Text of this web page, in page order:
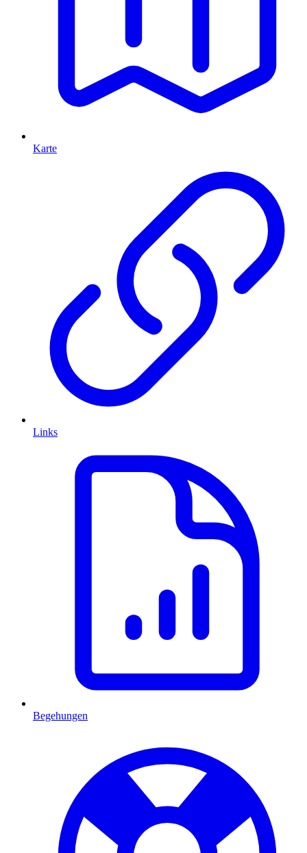
Karte
Links
Begehungen